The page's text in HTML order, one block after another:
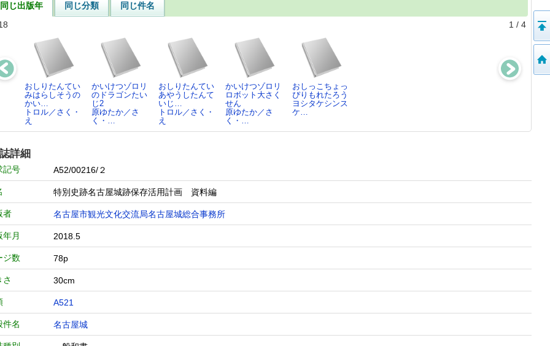
同じ出版年 同じ分類
同じ件名
1 / 4
おしりたんてい
みはらしそうの
かい…
トロル／さく・
え
かいけつゾロリ
のドラゴンたい
じ2
原ゆたか／さ
く・…
おしりたんてい
あやうしたんて
いじ…
トロル／さく・
え
かいけつゾロリ
ロボット大さく
せん
原ゆたか／さ
く・…
おしっこちょっ
ぴりもれたろう
ヨシタケシンス
ケ…
詳細
記号 A52/00216/２
特別史跡名古屋城跡保存活用計画 資料編
者 名古屋市観光文化交流局名古屋城総合事務所
年月 2018.5
ジ数 78p
さ 30cm
A521
件名 名古屋城